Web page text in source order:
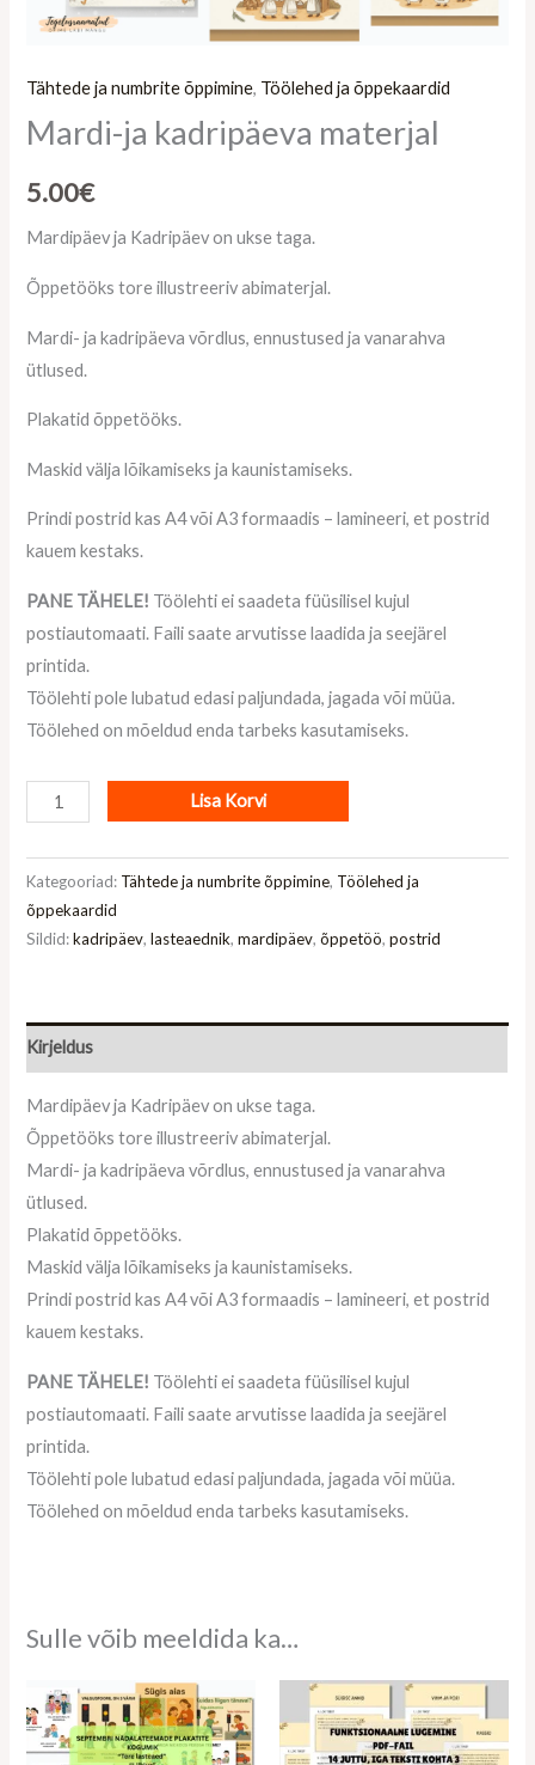
Tähtede ja numbrite õppimine, Töölehed ja õppekaardid
Mardi-ja kadripäeva materjal
5.00€
Mardipäev ja Kadripäev on ukse taga.
Õppetööks tore illustreeriv abimaterjal.
Mardi- ja kadripäeva võrdlus, ennustused ja vanarahva
ütlused.
Plakatid õppetööks.
Maskid välja lõikamiseks ja kaunistamiseks.
Prindi postrid kas A4 või A3 formaadis – lamineeri, et postrid
kauem kestaks.
PANE TÄHELE! Töölehti ei saadeta füüsilisel kujul
postiautomaati. Faili saate arvutisse laadida ja seejärel
printida.
Töölehti pole lubatud edasi paljundada, jagada või müüa.
Töölehed on mõeldud enda tarbeks kasutamiseks.
Lisa Korvi
Kategooriad: Tähtede ja numbrite õppimine, Töölehed ja
õppekaardid
Sildid:kadripäev,lasteaednik,mardipäev,õppetöö,postrid
Kirjeldus
Mardipäev ja Kadripäev on ukse taga.
Õppetööks tore illustreeriv abimaterjal.
Mardi- ja kadripäeva võrdlus, ennustused ja vanarahva
ütlused.
Plakatid õppetööks.
Maskid välja lõikamiseks ja kaunistamiseks.
Prindi postrid kas A4 või A3 formaadis – lamineeri, et postrid
kauem kestaks.
PANE TÄHELE! Töölehti ei saadeta füüsilisel kujul
postiautomaati. Faili saate arvutisse laadida ja seejärel
printida.
Töölehti pole lubatud edasi paljundada, jagada või müüa.
Töölehed on mõeldud enda tarbeks kasutamiseks.
Sulle võib meeldida ka…